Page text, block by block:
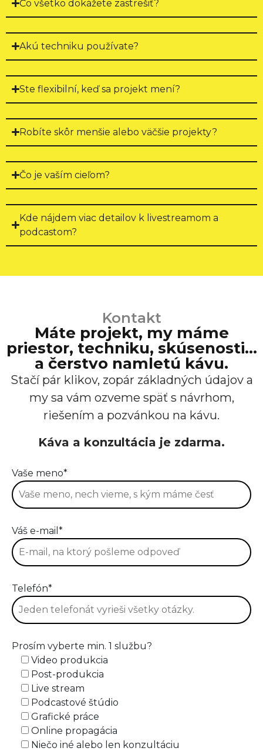
Čo všetko dokážete zastrešiť?
Akú techniku používate?
Ste flexibilní, keď sa projekt mení?
Robíte skôr menšie alebo väčšie projekty?
Čo je vaším cieľom?
Kde nájdem viac detailov k livestreamom a
podcastom?
Kontakt
Máte projekt, my máme
priestor, techniku, skúsenosti…
a čerstvo namletú kávu.
Stačí pár klikov, zopár základných údajov a
my sa vám ozveme späť s návrhom,
riešením a pozvánkou na kávu.
Káva a konzultácia je zdarma.
Vaše meno*
Váš e-mail*
Telefón*
Prosím vyberte min. 1 službu?
Video produkcia
Post-produkcia
Live stream
Podcastové štúdio
Grafické práce
Online propagácia
Niečo iné alebo len konzultáciu